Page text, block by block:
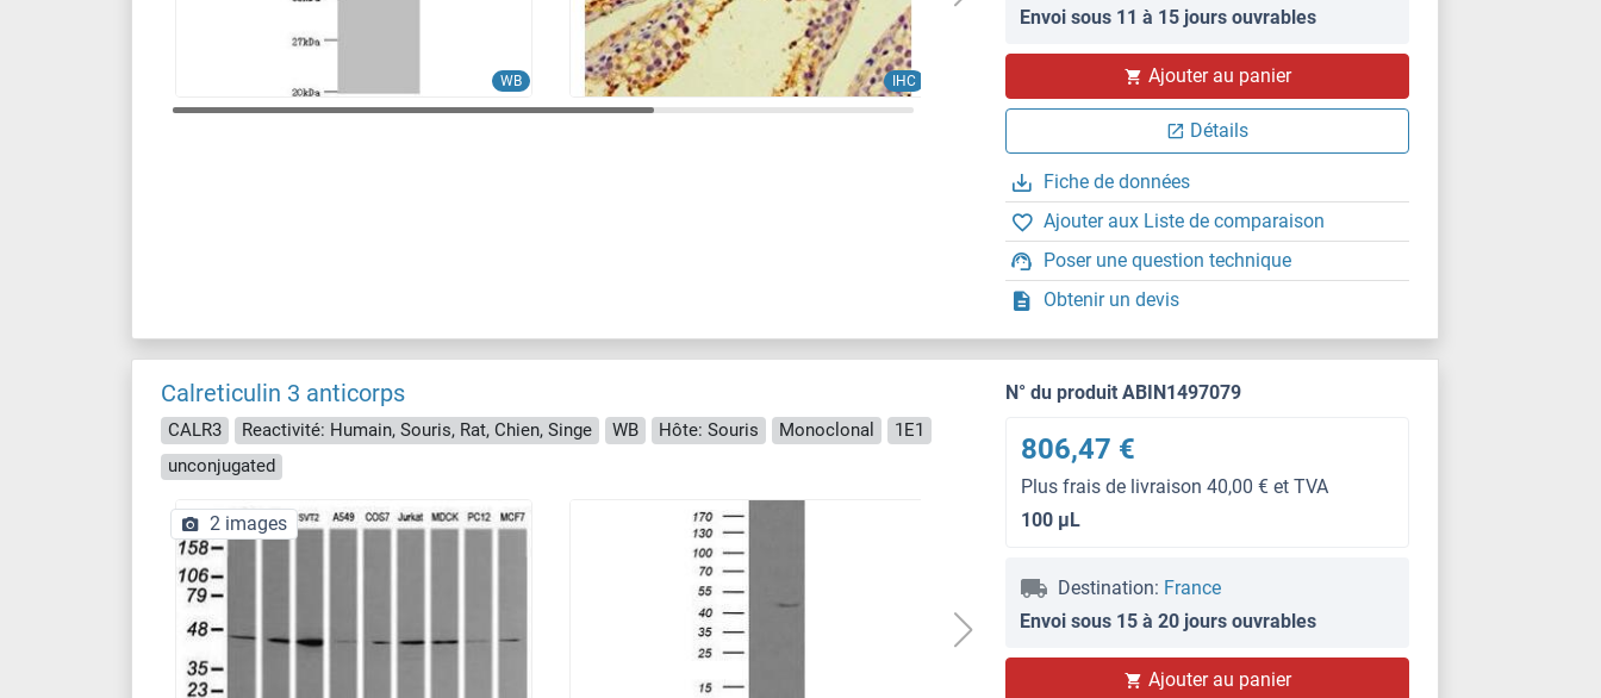
WB IHC
IHC
Envoi sous 11 à 15 jours ouvrables
Ajouter au panier
Détails
Fiche de données
Ajouter aux Liste de comparaison
Poser une question technique
Obtenir un devis
Calreticulin 3 anticorps
CALR3 Reactivité: Humain, Souris, Rat, Chien, Singe WB Hôte: Souris Monoclonal
1E1
unconjugated
2 images
N° du produit ABIN1497079
806,47 €
Plus frais de livraison 40,00 € et TVA
100 μL
Destination: France
Envoi sous 15 à 20 jours ouvrables
Ajouter au panier